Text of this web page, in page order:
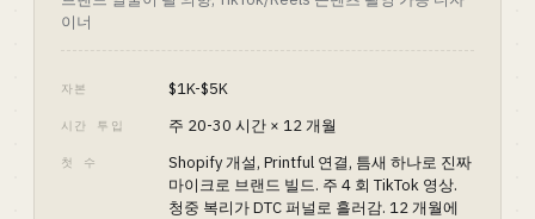
이너
자본 $1K-$5K
시간 투입 주 20-30 시간 × 12 개월
첫 수
Shopify 개설, Printful 연결, 틈새 하나로 진짜
마이크로 브랜드 빌드. 주 4 회 TikTok 영상.
청중 복리가 DTC 퍼널로 흘러감. 12 개월에